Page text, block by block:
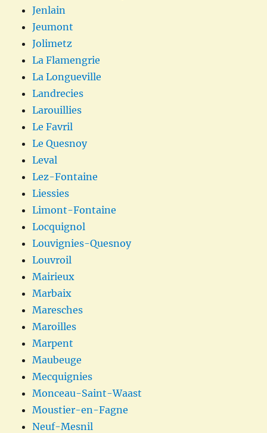
Jenlain
Jeumont
Jolimetz
La Flamengrie
La Longueville
Landrecies
Larouillies
Le Favril
Le Quesnoy
Leval
Lez-Fontaine
Liessies
Limont-Fontaine
Locquignol
Louvignies-Quesnoy
Louvroil
Mairieux
Marbaix
Maresches
Maroilles
Marpent
Maubeuge
Mecquignies
Monceau-Saint-Waast
Moustier-en-Fagne
Neuf-Mesnil